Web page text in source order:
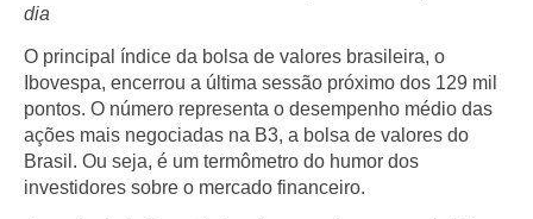
dia
O principal índice da bolsa de valores brasileira, o
Ibovespa, encerrou a última sessão próximo dos 129 mil
pontos. O número representa o desempenho médio das
ações mais negociadas na B3, a bolsa de valores do
Brasil. Ou seja, é um termômetro do humor dos
investidores sobre o mercado financeiro.